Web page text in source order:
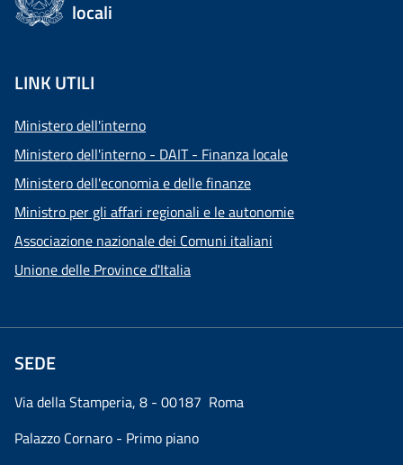
locali
LINK UTILI
Ministero dell'interno
Ministero dell'interno - DAIT - Finanza locale
Ministero dell'economia e delle finanze
Ministro per gli affari regionali e le autonomie
Associazione nazionale dei Comuni italiani
Unione delle Province d'Italia
SEDE
Via della Stamperia, 8 - 00187 Roma
Palazzo Cornaro - Primo piano